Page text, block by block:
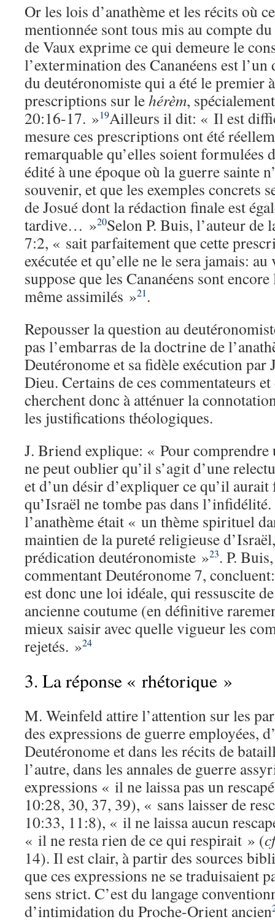
Or les lois d’anathème et les récits où
mentionnée sont tous mis au compte
de Vaux exprime ce qui demeure le
l’extermination des Cananéens est
du deutéronomiste qui a été le premier
prescriptions sur lehérèm,
20:16-17. »19Ailleurs il dit: « Il est
mesure ces prescriptions ont été
remarquable qu’elles soient formulées
édité à une époque où la guerre sainte
souvenir, et que les exemples concrets
de Josué dont la rédaction finale est
tardive… »20Selon P. Buis, l’auteur de
7:2, « sait parfaitement que cette
exécutée et qu’elle ne le sera jamais:
suppose que les Cananéens sont
même assimilés »21 .
Repousser la question au
pas l’embarras de la doctrine de
Deutéronome et sa fidèle exécution par
Dieu. Certains de ces commentateurs
cherchent donc à atténuer la
les justifications théologiques.
J. Briend explique: « Pour comprendre
ne peut oublier qu’il s’agit d’une
et d’un désir d’expliquer ce qu’il
qu’Israël ne tombe pas dans
l’anathème était « un thème spirituel
maintien de la pureté religieuse
prédication deutéronomiste »23. P.
commentant Deutéronome 7,
est donc une loi idéale, qui ressuscite
ancienne coutume (en définitive
mieux saisir avec quelle vigueur les
rejetés. »24
3. La réponse « rhétorique »
M. Weinfeld attire l’attention sur les
des expressions de guerre employées,
Deutéronome et dans les récits de
l’autre, dans les annales de guerre
expressions « il ne laissa pas un
10:28, 30, 37, 39), « sans laisser de
10:33, 11:8), « il ne laissa aucun
« il ne resta rien de ce qui respirait » (
14). Il est clair, à partir des sources
que ces expressions ne se traduisaient
sens strict. C’est du langage
d’intimidation du Proche-Orient ancien